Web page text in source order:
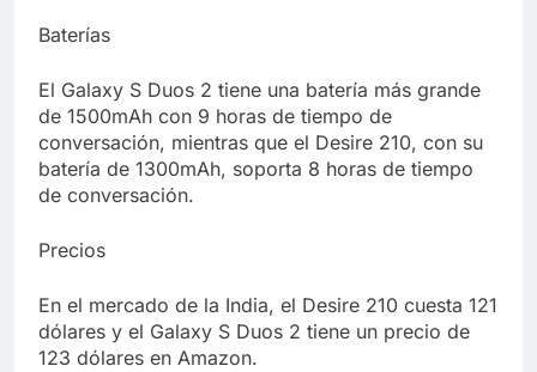
Baterías
El Galaxy S Duos 2 tiene una batería más grande
de 1500mAh con 9 horas de tiempo de
conversación, mientras que el Desire 210, con su
batería de 1300mAh, soporta 8 horas de tiempo
de conversación.
Precios
En el mercado de la India, el Desire 210 cuesta 121
dólares y el Galaxy S Duos 2 tiene un precio de
123 dólares en Amazon.